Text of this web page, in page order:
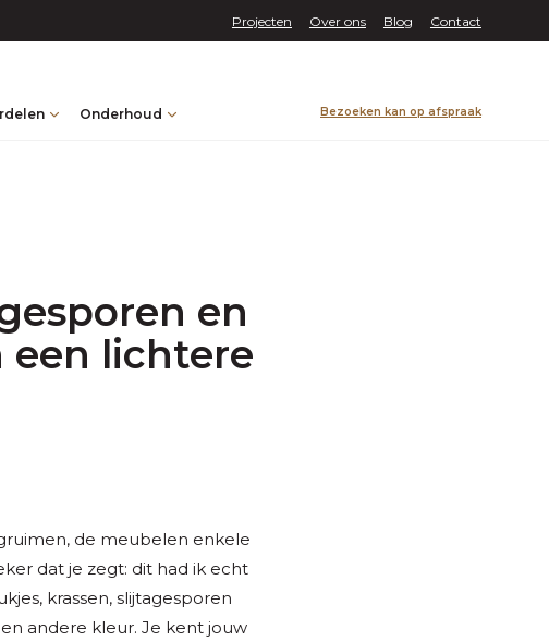
Projecten Over ons Blog Contact
Onderhoud Bezoeken kan op afspraak
en
een lichtere
de meubelen enkele
dat je zegt: dit had ik echt
krassen, slijtagesporen
andere kleur. Je kent jouw